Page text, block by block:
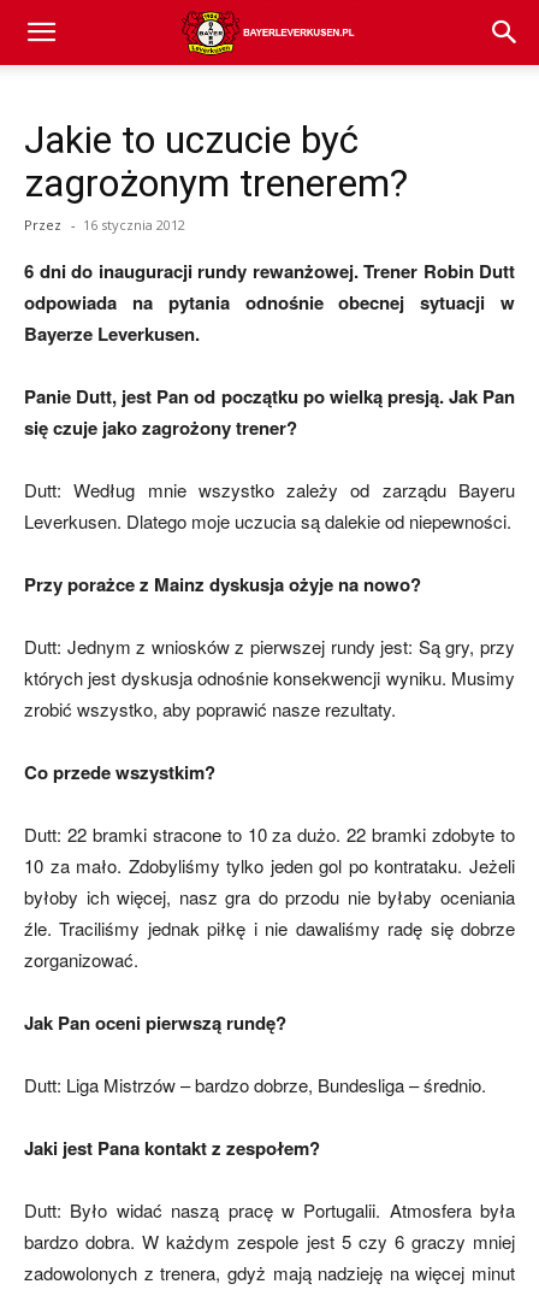
Bayer
aktualności
(transfery,
skład)
Jakie to uczucie być
zagrożonym trenerem?
Przez - 16 stycznia 2012
6 dni do inauguracji rundy rewanżowej. Trener Robin Dutt
odpowiada na pytania odnośnie obecnej sytuacji w
Bayerze Leverkusen.
Panie Dutt, jest Pan od początku po wielką presją. Jak Pan
się czuje jako zagrożony trener?
Dutt: Według mnie wszystko zależy od zarządu Bayeru
Leverkusen. Dlatego moje uczucia są dalekie od niepewności.
Przy porażce z Mainz dyskusja ożyje na nowo?
Dutt: Jednym z wniosków z pierwszej rundy jest: Są gry, przy
których jest dyskusja odnośnie konsekwencji wyniku. Musimy
zrobić wszystko, aby poprawić nasze rezultaty.
Co przede wszystkim?
Dutt: 22 bramki stracone to 10 za dużo. 22 bramki zdobyte to
10 za mało. Zdobyliśmy tylko jeden gol po kontrataku. Jeżeli
byłoby ich więcej, nasz gra do przodu nie byłaby oceniania
źle. Traciliśmy jednak piłkę i nie dawaliśmy radę się dobrze
zorganizować.
Jak Pan oceni pierwszą rundę?
Dutt: Liga Mistrzów – bardzo dobrze, Bundesliga – średnio.
Jaki jest Pana kontakt z zespołem?
Dutt: Było widać naszą pracę w Portugalii. Atmosfera była
bardzo dobra. W każdym zespole jest 5 czy 6 graczy mniej
zadowolonych z trenera, gdyż mają nadzieję na więcej minut